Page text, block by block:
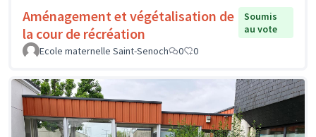
Aménagement et végétalisation de
la cour de récréation
Soumis
au vote
Ecole maternelle Saint-Senoch
0 0